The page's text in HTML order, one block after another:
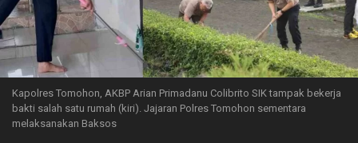
Kapolres Tomohon, AKBP Arian Primadanu Colibrito SIK tampak bekerja
bakti salah satu rumah (kiri). Jajaran Polres Tomohon sementara
melaksanakan Baksos